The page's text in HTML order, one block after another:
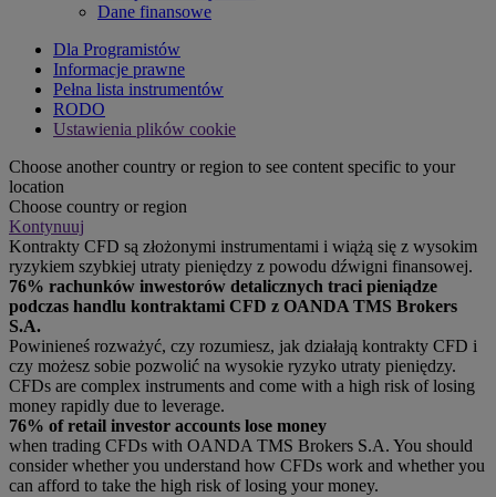
Dane finansowe
Dla Programistów
Informacje prawne
Pełna lista instrumentów
RODO
Ustawienia plików cookie
Choose another country or region to see content specific to your
location
Choose country or region
Kontynuuj
Kontrakty CFD są złożonymi instrumentami i wiążą się z wysokim
ryzykiem szybkiej utraty pieniędzy z powodu dźwigni finansowej.
76% rachunków inwestorów detalicznych traci pieniądze
podczas handlu kontraktami CFD z OANDA TMS Brokers
S.A.
Powinieneś rozważyć, czy rozumiesz, jak działają kontrakty CFD i
czy możesz sobie pozwolić na wysokie ryzyko utraty pieniędzy.
CFDs are complex instruments and come with a high risk of losing
money rapidly due to leverage.
76% of retail investor accounts lose money
when trading CFDs with OANDA TMS Brokers S.A. You should
consider whether you understand how CFDs work and whether you
can afford to take the high risk of losing your money.